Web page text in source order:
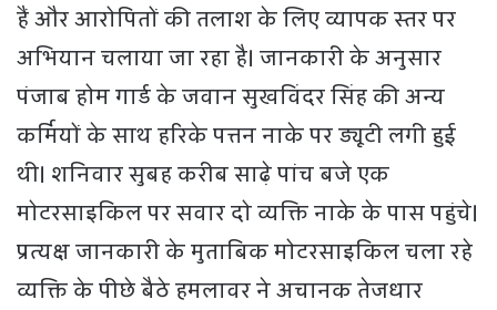
हैं और आरोपितों की तलाश के लिए व्यापक स्तर पर
अभियान चलाया जा रहा है। जानकारी के अनुसार
पंजाब होम गार्ड के जवान सुखविंदर सिंह की अन्य
कर्मियों के साथ हरिके पत्तन नाके पर ड्यूटी लगी हुई
थी। शनिवार सुबह करीब साढ़े पांच बजे एक
मोटरसाइकिल पर सवार दो व्यक्ति नाके के पास पहुंचे।
प्रत्यक्ष जानकारी के मुताबिक मोटरसाइकिल चला रहे
व्यक्ति के पीछे बैठे हमलावर ने अचानक तेजधार